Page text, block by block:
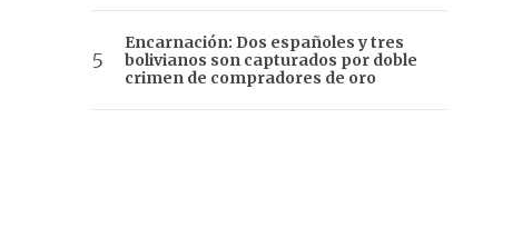
Encarnación: Dos españoles y tres
bolivianos son capturados por doble
crimen de compradores de oro